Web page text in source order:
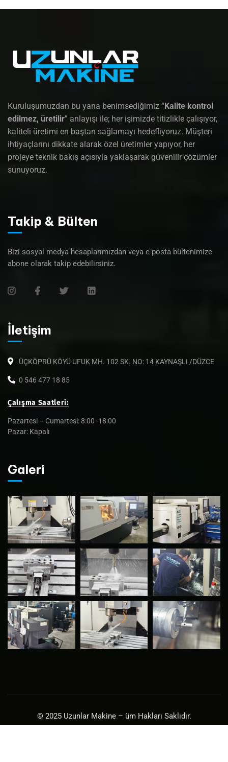
Kuruluşumuzdan bu yana benimsediğimiz “Kalite kontrol
edilmez, üretilir” anlayışı ile; her işimizde titizlikle çalışıyor,
kaliteli üretimi en baştan sağlamayı hedefliyoruz. Müşteri
ihtiyaçlarını dikkate alarak özel üretimler yapıyor, her
projeye teknik bakış açısıyla yaklaşarak güvenilir çözümler
sunuyoruz.
Takip & Bülten
Bizi sosyal medya hesaplarımızdan veya e-posta bültenimize
abone olarak takip edebilirsiniz.
İletişim
ÜÇKÖPRÜ KÖYÜ UFUK MH. 102 SK. NO: 14 KAYNAŞLI /DÜZCE
0 546 477 18 85
Çalışma Saatleri:
Pazartesi – Cumartesi: 8:00 -18:00
Pazar: Kapalı
Galeri
© 2025 Uzunlar Makine – üm Hakları Saklıdır.